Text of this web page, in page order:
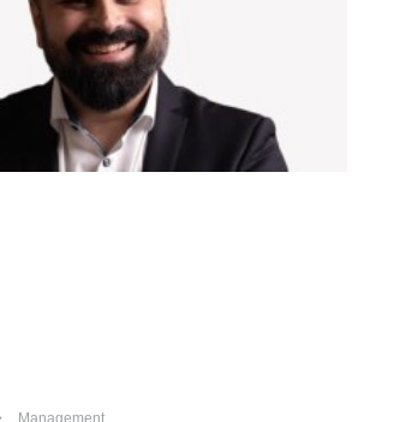
Management